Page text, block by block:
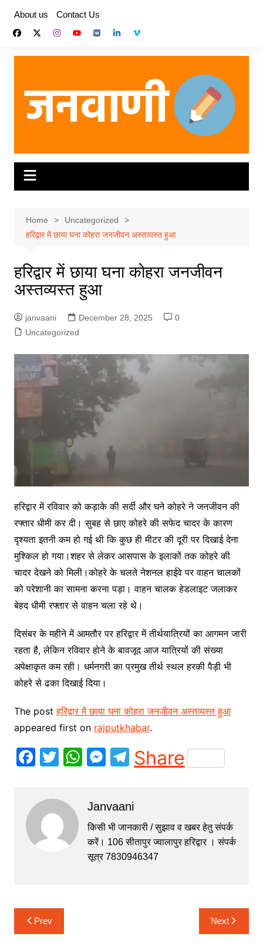
content
About us Contact Us
Home
Uncategorized
हरिद्वार में छाया घना कोहरा जनजीवन अस्तव्यस्त हुआ
हरिद्वार में छाया घना कोहरा जनजीवन
अस्तव्यस्त हुआ
janvaani December 28, 2025
0
Uncategorized
हरिद्वार में रविवार को कड़ाके की सर्दी और घने कोहरे ने जनजीवन की
रफ्तार धीमी कर दी। सुबह से छाए कोहरे की सफेद चादर के कारण
दृश्यता इतनी कम हो गई थी कि कुछ ही मीटर की दूरी पर दिखाई देना
मुश्किल हो गया।शहर से लेकर आसपास के इलाकों तक कोहरे की
चादर देखने को मिली।कोहरे के चलते नेशनल हाईवे पर वाहन चालकों
को परेशानी का सामना करना पड़ा। वाहन चालक हेडलाइट जलाकर
बेहद धीमी रफ्तार से वाहन चला रहे थे।
दिसंबर के महीने में आमतौर पर हरिद्वार में तीर्थयात्रियों का आगमन जारी
रहता है, लेकिन रविवार होने के बावजूद आज यात्रियों की संख्या
अपेक्षाकृत कम रही। धर्मनगरी का प्रमुख तीर्थ स्थल हरकी पैड़ी भी
कोहरे से ढका दिखाई दिया।
The postहरिद्वार में छाया घना कोहरा जनजीवन अस्तव्यस्त हुआ
appeared first on rajputkhabar.
F
c
e
b
o
T
itt
er
W
s
A
p
p
M
s
e
n
T
el
gr
a
m
Share
Janvaani
किसी भी जानकारी / सुझाव व खबर हेतु संपर्क
करें। 106 सीतापुर ज्वालापुर हरिद्वार । संपर्क
सूत्र 7830946347
Post
navigation
Prev Next